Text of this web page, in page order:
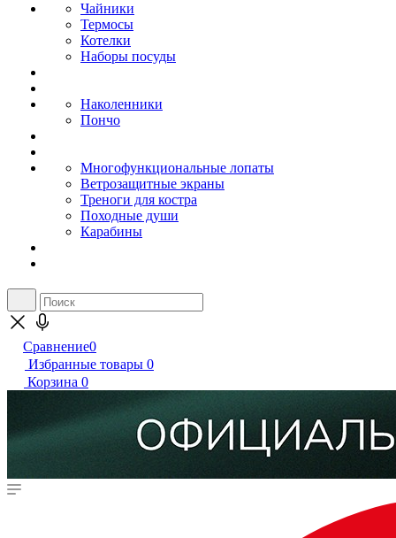
Чайники
Термосы
Котелки
Наборы посуды
Наколенники
Пончо
Многофункциональные лопаты
Ветрозащитные экраны
Треноги для костра
Походные души
Карабины
Сравнение0
Избранные товары 0
Корзина 0